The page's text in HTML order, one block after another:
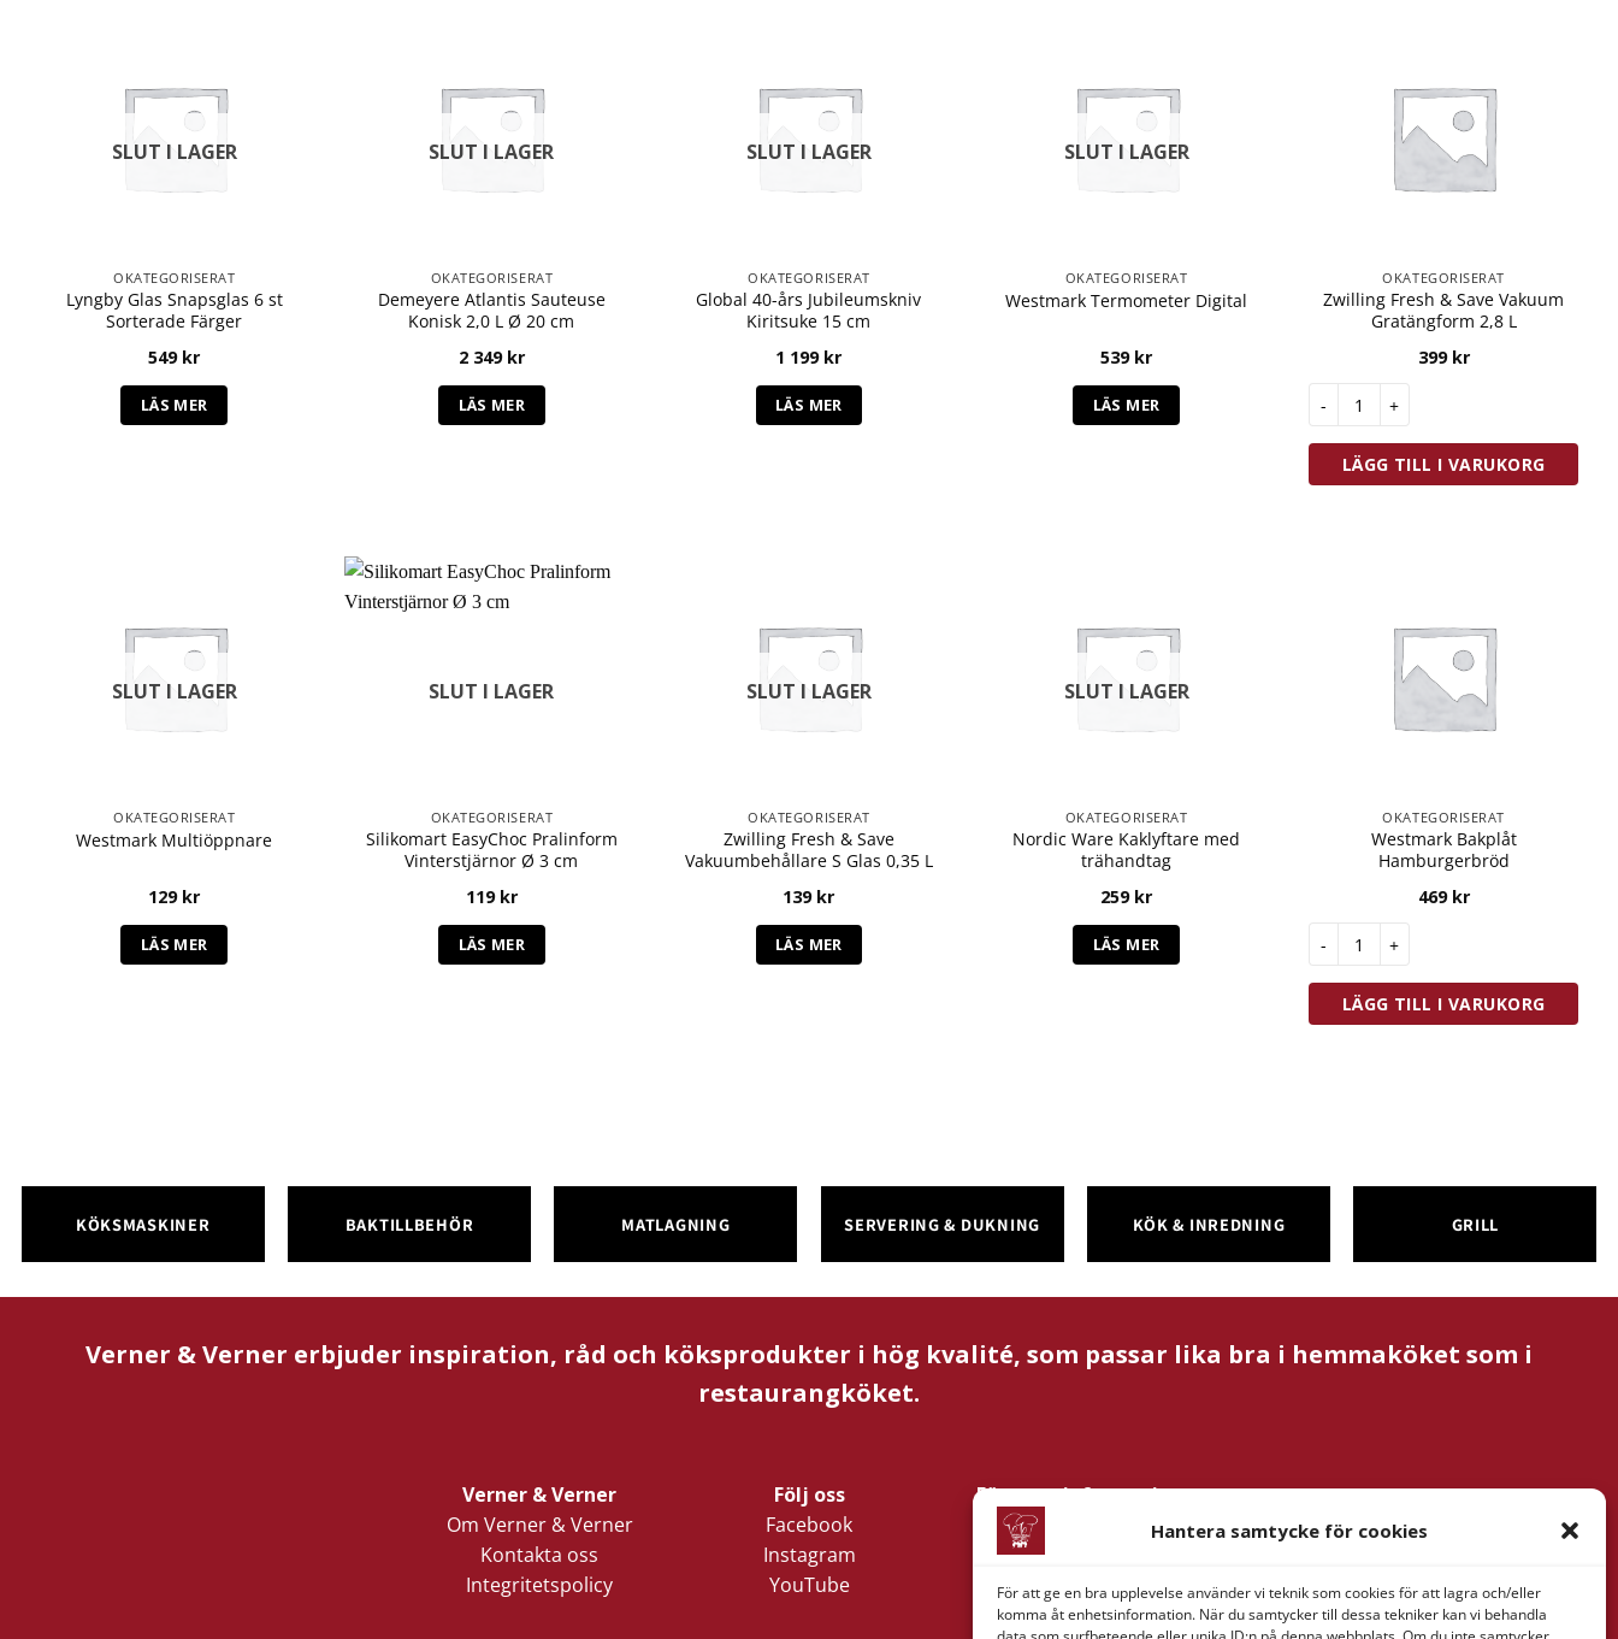
Hantera samtycke för cookies
För att ge en bra upplevelse använder vi teknik som cookies för att lagra och/eller
komma åt enhetsinformation. När du samtycker till dessa tekniker kan vi behandla
SLUT I LAGER
OKATEGORISERAT
Lyngby Glas Snapsglas 6 st
Sorterade Färger
549 kr
LÄS MER
SLUT I LAGER
OKATEGORISERAT
Demeyere Atlantis Sauteuse
Konisk 2,0 L Ø 20 cm
2 349 kr
LÄS MER
SLUT I LAGER
OKATEGORISERAT
Global 40-års Jubileumskniv
Kiritsuke 15 cm
1 199 kr
LÄS MER
SLUT I LAGER
OKATEGORISERAT
Westmark Termometer Digital
539 kr
LÄS MER
OKATEGORISERAT
Zwilling Fresh & Save Vakuum
Gratängform 2,8 L
399 kr
LÄGG TILL I VARUKORG
SLUT I LAGER
OKATEGORISERAT
Westmark Multiöppnare
129 kr
LÄS MER
SLUT I LAGER
OKATEGORISERAT
Silikomart EasyChoc Pralinform
Vinterstjärnor Ø 3 cm
119 kr
LÄS MER
SLUT I LAGER
OKATEGORISERAT
Zwilling Fresh & Save
Vakuumbehållare S Glas 0,35 L
139 kr
LÄS MER
SLUT I LAGER
OKATEGORISERAT
Nordic Ware Kaklyftare med
trähandtag
259 kr
LÄS MER
OKATEGORISERAT
Westmark Bakplåt
Hamburgerbröd
469 kr
LÄGG TILL I VARUKORG
KÖKSMASKINER BAKTILLBEHÖR MATLAGNING SERVERING & DUKNING KÖK & INREDNING GRILL
Verner & Verner erbjuder inspiration, råd och köksprodukter i hög kvalité, som passar lika bra i hemmaköket som i
restaurangköket.
Verner & Verner
Om Verner & Verner
Kontakta oss
Integritetspolicy
Följ oss
Facebook
Instagram
YouTube
Företagsinformation
Verner & Verner
Nordstan AB
Lilla Klädpressaregatan
11